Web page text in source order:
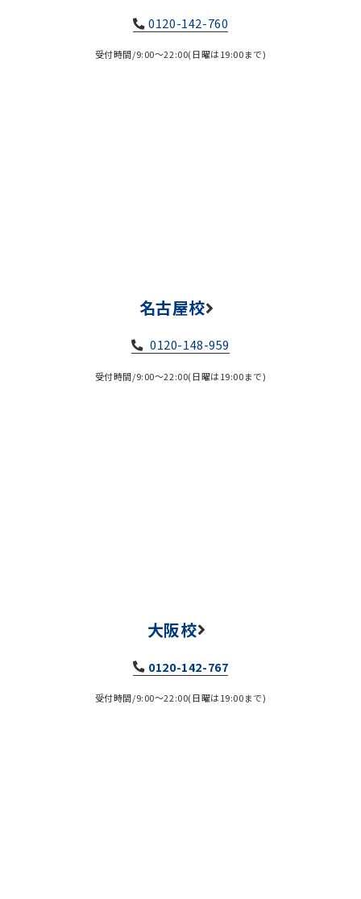
0120-142-760
受付時間/9:00～22:00(日曜は19:00まで)
名古屋校
0120-148-959
受付時間/9:00～22:00(日曜は19:00まで)
大阪校
0120-142-767
受付時間/9:00～22:00(日曜は19:00まで)